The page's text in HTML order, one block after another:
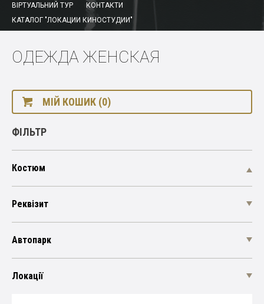
ВІРТУАЛЬНИЙ ТУР
КОНТАКТИ
КАТАЛОГ "ЛОКАЦИИ КИНОСТУДИИ"
ОДЕЖДА ЖЕНСКАЯ
МІЙ КОШИК (0)
ФІЛЬТР
Костюм
Реквізит
Автопарк
Локації